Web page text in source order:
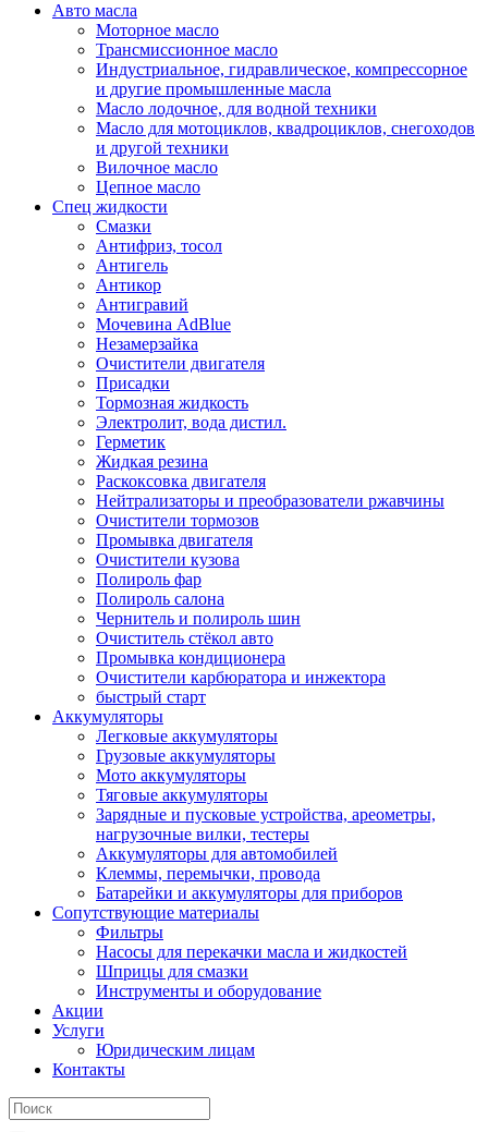
Авто масла
Моторное масло
Трансмиссионное масло
Индустриальное, гидравлическое, компрессорное
и другие промышленные масла
Масло лодочное, для водной техники
Масло для мотоциклов, квадроциклов, снегоходов
и другой техники
Вилочное масло
Цепное масло
Спец жидкости
Смазки
Антифриз, тосол
Антигель
Антикор
Антигравий
Мочевина AdBlue
Незамерзайка
Очистители двигателя
Присадки
Тормозная жидкость
Электролит, вода дистил.
Герметик
Жидкая резина
Раскоксовка двигателя
Нейтрализаторы и преобразователи ржавчины
Очистители тормозов
Промывка двигателя
Очистители кузова
Полироль фар
Полироль салона
Чернитель и полироль шин
Очиститель стёкол авто
Промывка кондиционера
Очистители карбюратора и инжектора
быстрый старт
Аккумуляторы
Легковые аккумуляторы
Грузовые аккумуляторы
Мото аккумуляторы
Тяговые аккумуляторы
Зарядные и пусковые устройства, ареометры,
нагрузочные вилки, тестеры
Аккумуляторы для автомобилей
Клеммы, перемычки, провода
Батарейки и аккумуляторы для приборов
Сопутствующие материалы
Фильтры
Насосы для перекачки масла и жидкостей
Шприцы для смазки
Инструменты и оборудование
Акции
Услуги
Юридическим лицам
Контакты